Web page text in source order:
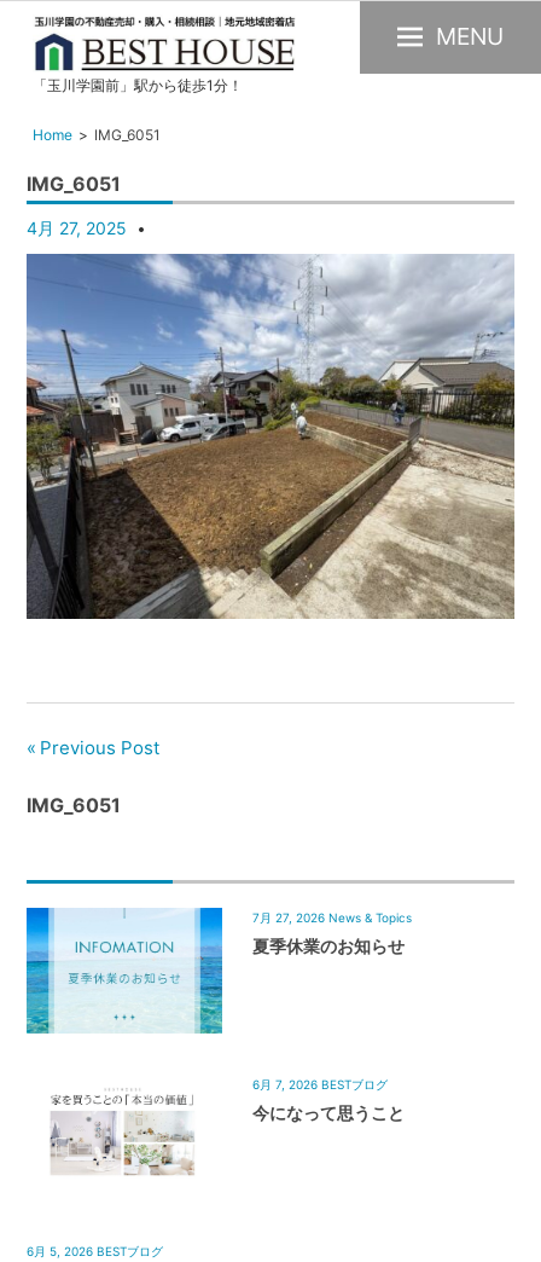
玉
川
園
の
不
産
購
入・
売
却・
賃
貸・
管
理
｜
密
着
HOUSE
「玉川学園前」駅から徒歩1分！
MENU
Home IMG_6051
IMG_6051
4月 27, 2025
Previous Post
IMG_6051
7月 27, 2026 News & Topics
夏季休業のお知らせ
6月 7, 2026 BESTブログ
今になって思うこと
6月 5, 2026 BESTブログ